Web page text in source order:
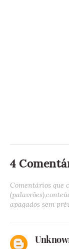
4
Comentários que
apagados sem